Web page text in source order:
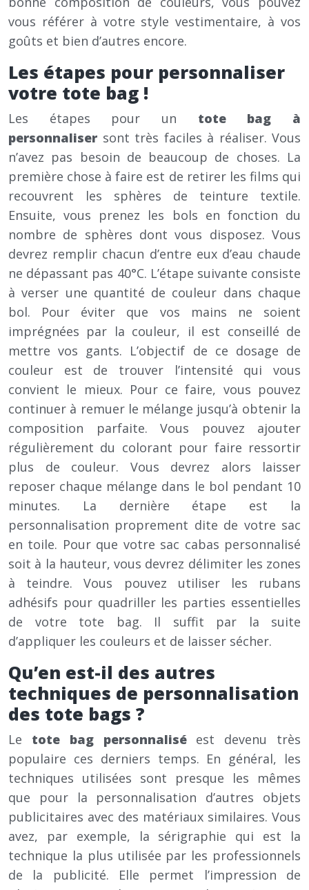
vous référer à votre style vestimentaire, à vos
goûts et bien d’autres encore.
Les étapes pour personnaliser
votre tote bag !
Les étapes pour un tote bag à
personnaliser sont très faciles à réaliser. Vous
n’avez pas besoin de beaucoup de choses. La
première chose à faire est de retirer les films qui
recouvrent les sphères de teinture textile.
Ensuite, vous prenez les bols en fonction du
nombre de sphères dont vous disposez. Vous
devrez remplir chacun d’entre eux d’eau chaude
ne dépassant pas 40°C. L’étape suivante consiste
à verser une quantité de couleur dans chaque
bol. Pour éviter que vos mains ne soient
imprégnées par la couleur, il est conseillé de
mettre vos gants. L’objectif de ce dosage de
couleur est de trouver l’intensité qui vous
convient le mieux. Pour ce faire, vous pouvez
continuer à remuer le mélange jusqu’à obtenir la
composition parfaite. Vous pouvez ajouter
régulièrement du colorant pour faire ressortir
plus de couleur. Vous devrez alors laisser
reposer chaque mélange dans le bol pendant 10
minutes. La dernière étape est la
personnalisation proprement dite de votre sac
en toile. Pour que votre sac cabas personnalisé
soit à la hauteur, vous devrez délimiter les zones
à teindre. Vous pouvez utiliser les rubans
adhésifs pour quadriller les parties essentielles
de votre tote bag. Il suffit par la suite
d’appliquer les couleurs et de laisser sécher.
Qu’en est-il des autres
techniques de personnalisation
des tote bags ?
Le tote bag personnaliséest devenu très
populaire ces derniers temps. En général, les
techniques utilisées sont presque les mêmes
que pour la personnalisation d’autres objets
publicitaires avec des matériaux similaires. Vous
avez, par exemple, la sérigraphie qui est la
technique la plus utilisée par les professionnels
de la publicité. Elle permet l’impression de